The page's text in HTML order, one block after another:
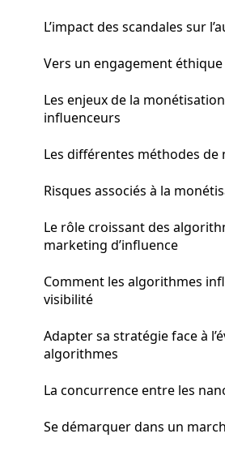
L’impact des scandales sur
Vers un engagement éthique
Les enjeux de la
influenceurs
Les différentes méthodes de
Risques associés à la
Le rôle croissant des
marketing d’influence
Comment les algorithmes
visibilité
Adapter sa stratégie face à
algorithmes
La concurrence entre les
Se démarquer dans un